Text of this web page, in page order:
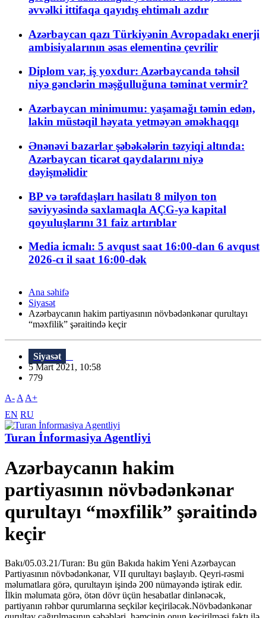
əvvəlki ittifaqa qayıdış ehtimalı azdır
Azərbaycan qazı Türkiyənin Avropadakı enerji
ambisiyalarının əsas elementinə çevrilir
Diplom var, iş yoxdur: Azərbaycanda təhsil
niyə gənclərin məşğulluğuna təminat vermir?
Azərbaycan minimumu: yaşamağı təmin edən,
lakin müstəqil həyata yetməyən əməkhaqqı
Ənənəvi bazarlar şəbəkələrin təzyiqi altında:
Azərbaycan ticarət qaydalarını niyə
dəyişməlidir
BP və tərəfdaşları hasilatı 8 milyon ton
səviyyəsində saxlamaqla AÇG-yə kapital
qoyuluşlarını 31 faiz artırıblar
Media icmalı: 5 avqust saat 16:00-dan 6 avqust
2026-cı il saat 16:00-dək
Ana səhifə
Siyasət
Azərbaycanın hakim partiyasının növbədənkənar qurultayı
“məxfilik” şəraitində keçir
Siyasət
5 Mart 2021, 10:58
779
A- A A+
EN RU
Turan İnformasiya Agentliyi
Azərbaycanın hakim
partiyasının növbədənkənar
qurultayı “məxfilik” şəraitində
keçir
Bakı/05.03.21/Turan: Bu gün Bakıda hakim Yeni Azərbaycan
Partiyasının növbədənkənar, VII qurultayı başlayıb. Qeyri-rəsmi
məlumatlara görə, qurultayın işində 200 nümayəndə iştirak edir.
İlkin məlumata görə, ötən dövr üçün hesabatlar dinlənəcək,
partiyanın rəhbər qurumlarına seçkilər keçiriləcək.Növbədənkənar